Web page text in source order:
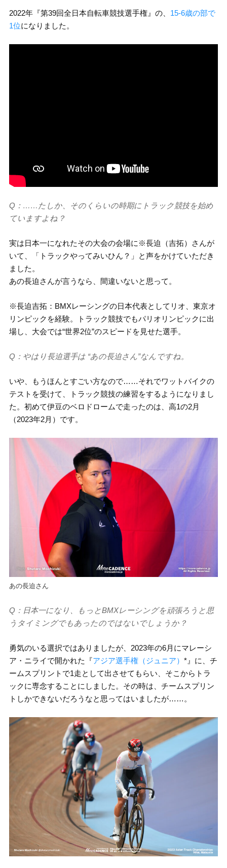
2022年『第39回全日本自転車競技選手権』の、 15-6歳の部で
1位になりました。
Q：……たしか、そのくらいの時期にトラック競技を始め
ていますよね？
実は日本一になれたその大会の会場に※長迫（吉拓）さんが
いて、「トラックやってみいひん？」と声をかけていただき
ました。
あの長迫さんが言うなら、間違いないと思って。
※長迫吉拓：BMXレーシングの日本代表としてリオ、東京オ
リンピックを経験。トラック競技でもパリオリンピックに出
場し、大会では“世界2位”のスピードを見せた選手。
Q：やはり長迫選手は “あの長迫さん”なんですね。
いや、もうほんとすごい方なので……それでワットバイクの
テストを受けて、トラック競技の練習をするようになりまし
た。初めて伊豆のベロドロームで走ったのは、高1の2月
（2023年2月）です。
あの長迫さん
Q：日本一になり、もっとBMXレーシングを頑張ろうと思
うタイミングでもあったのではないでしょうか？
勇気のいる選択ではありましたが、2023年の6月にマレーシ
ア・ニライで開かれた『アジア選手権（ジュニア） *』に、チ
ームスプリントで1走として出させてもらい、そこからトラ
ックに専念することにしました。その時は、チームスプリン
トしかできないだろうなと思ってはいましたが……。